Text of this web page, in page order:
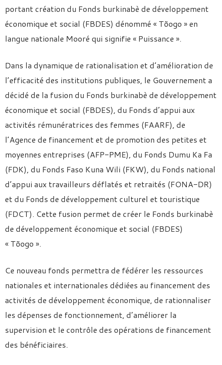
portant création du Fonds burkinabè de développement
économique et social (FBDES) dénommé « Tõogo » en
langue nationale Mooré qui signifie « Puissance ».
Dans la dynamique de rationalisation et d’amélioration de
l’efficacité des institutions publiques, le Gouvernement a
décidé de la fusion du Fonds burkinabè de développement
économique et social (FBDES), du Fonds d’appui aux
activités rémunératrices des femmes (FAARF), de
l’Agence de financement et de promotion des petites et
moyennes entreprises (AFP-PME), du Fonds Dumu Ka Fa
(FDK), du Fonds Faso Kuna Wili (FKW), du Fonds national
d’appui aux travailleurs déflatés et retraités (FONA-DR)
et du Fonds de développement culturel et touristique
(FDCT). Cette fusion permet de créer le Fonds burkinabè
de développement économique et social (FBDES)
« Tõogo ».
Ce nouveau fonds permettra de fédérer les ressources
nationales et internationales dédiées au financement des
activités de développement économique, de rationnaliser
les dépenses de fonctionnement, d’améliorer la
supervision et le contrôle des opérations de financement
des bénéficiaires.